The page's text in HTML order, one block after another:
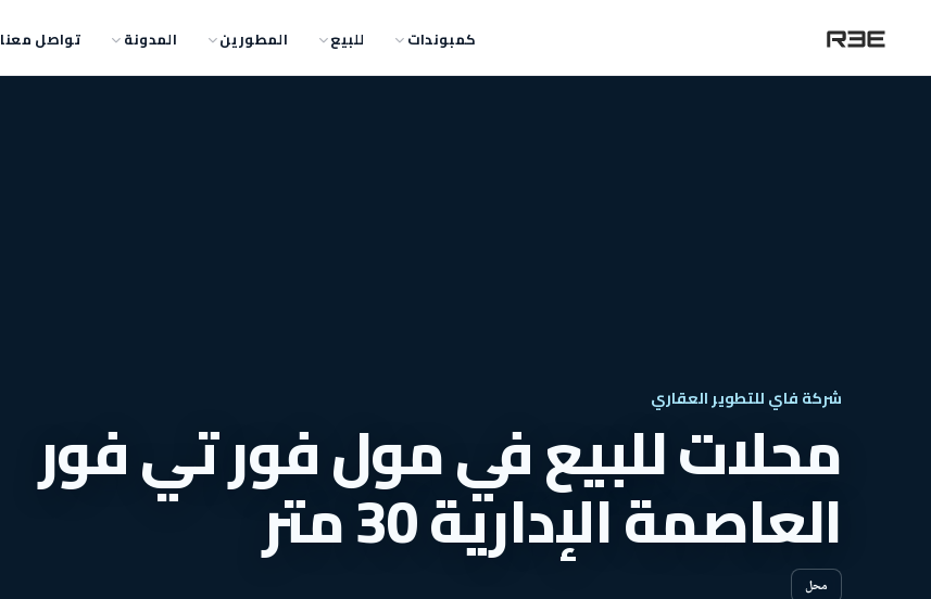
كمبوندات للبيع المطورين المدونة تواصل معنا
شركة فاي للتطوير العقاري
محلات للبيع في مول فور تي فور
العاصمة الإدارية 30 متر
محل